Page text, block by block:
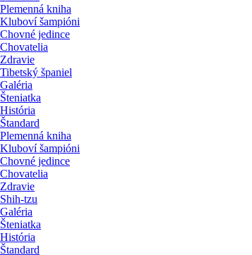
Plemenná kniha
Kluboví šampióni
Chovné jedince
Chovatelia
Zdravie
Tibetský španiel
Galéria
Šteniatka
História
Štandard
Plemenná kniha
Kluboví šampióni
Chovné jedince
Chovatelia
Zdravie
Shih-tzu
Galéria
Šteniatka
História
Štandard